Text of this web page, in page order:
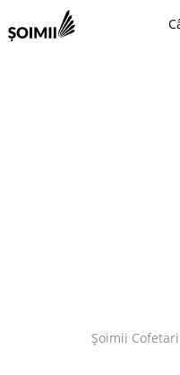
Șoimii Cofetari